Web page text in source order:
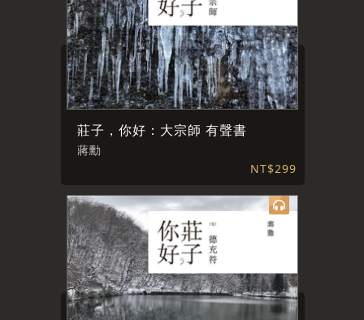
莊子，你好：大宗師 有聲書
蔣勳
NT$299